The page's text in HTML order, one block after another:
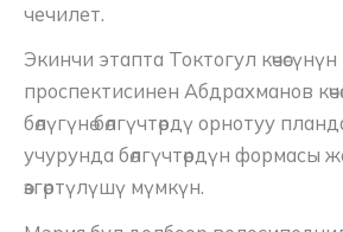
чечилет.
Экинчи этапта Токтогул
проспектисинен Абдрахманов
бөлүгүнө бөлгүчтөрдү орнотуу
учурунда бөлгүчтөрдүн формасы
өзгөртүлүшү мүмкүн.